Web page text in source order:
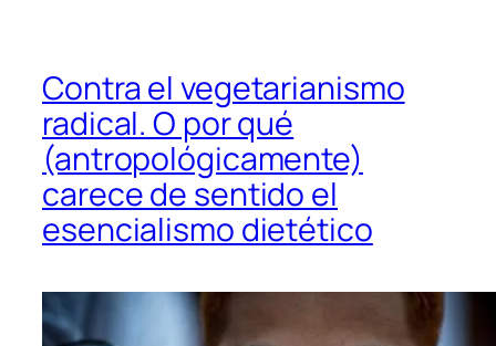
Contra el vegetarianismo
radical. O por qué
(antropológicamente)
carece de sentido el
esencialismo dietético